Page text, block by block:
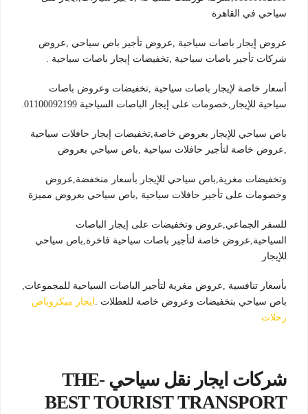
سياحي في القاهرة
عروض إيجار باصات سياحية ,عروض تأجير باص سياحي ,عروض
شركات تأجير باصات سياحية ,تخفيضات إيجار باصات سياحية .
أسعار خاصة لإيجار باصات سياحية ,تخفيضات وعروض باصات
سياحية للإيجار,خصومات على إيجار الباصات السياحية 01100092199.
باص سياحي للإيجار بعروض خاصة,تخفيضات إيجار حافلات سياحية
,عروض خاصة لتأجير حافلات سياحية ,باص سياحي بعروض
وتخفيضات مغرية,باص سياحي للإيجار بأسعار منخفضة,عروض
وخصومات على تأجير حافلات سياحية ,باص سياحي بعروض مميزة
للسفر الجماعي,عروض وتخفيضات على إيجار الباصات
السياحية,عروض خاصة لتأجير باصات سياحية فاخرة,باص سياحي
للإيجار
بأسعار تنافسية ,عروض مغرية لتأجير الباصات السياحية للمجموعات,
باص سياحي بتخفيضات وعروض خاصة للعطلات . ايجار ميكروباص
رحلات
شركات ايجار نقل سياحي -THE
BEST TOURIST TRANSPORT